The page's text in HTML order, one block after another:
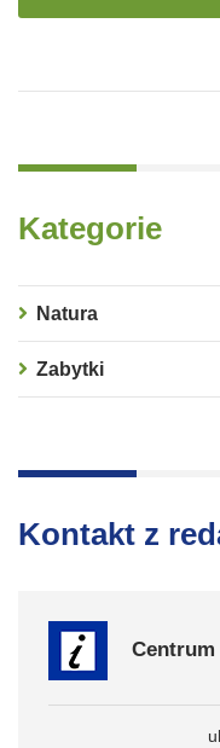
Kategorie
Natura
Zabytki
Kontakt z